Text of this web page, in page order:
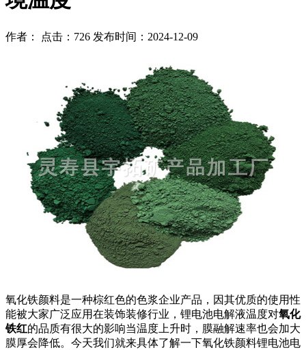
作者： 点击：726 发布时间：2024-12-09
氧化铁颜料是一种棕红色的色浆企业产品，因其优质的使用性
能被大家广泛应用在装饰装修行业，锂电池电解液温度对氧化
铁红的品质有很大的影响当温度上升时，膜融解速率也会加大
膜厚会降低。今天我们就来具体了解一下氧化铁颜料锂电池电